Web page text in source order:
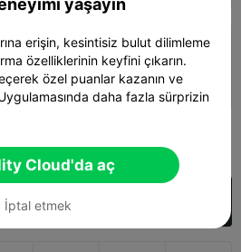
1 walls, 0% infill
02h 45m  1 plates  27.85g
Creality Cloud'da aç
yaşayın
erişin, kesintisiz bulut dilimleme
özelliklerinin keyfini çıkarın.
özel puanlar kazanın ve
daha fazla sürprizin
Cloud'da aç
İptal etmek